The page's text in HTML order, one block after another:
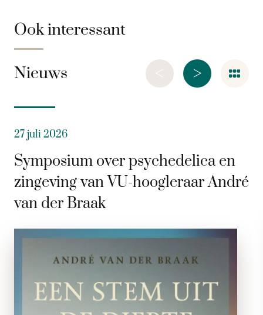
Ook interessant
Nieuws >
<
27 juli 2026
Symposium over psychedelica en
zingeving van VU-hoogleraar André
van der Braak